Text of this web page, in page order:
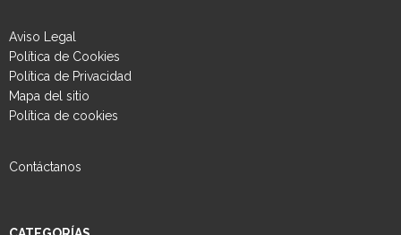
Aviso Legal
Política de Cookies
Política de Privacidad
Mapa del sitio
Política de cookies
Contáctanos